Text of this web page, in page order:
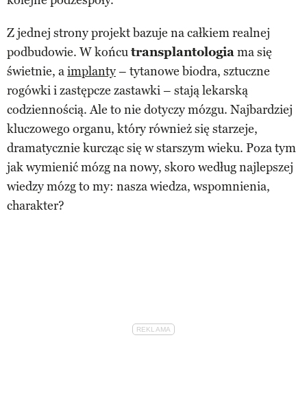
Z jednej strony projekt bazuje na całkiem realnej
podbudowie. W końcutransplantologiama się
świetnie, aimplanty– tytanowe biodra, sztuczne
rogówki i zastępcze zastawki – stają lekarską
codziennością. Ale to nie dotyczy mózgu. Najbardziej
kluczowego organu, który również się starzeje,
dramatycznie kurcząc się w starszym wieku. Poza tym
jak wymienić mózg na nowy, skoro według najlepszej
wiedzy mózg to my: nasza wiedza, wspomnienia,
charakter?